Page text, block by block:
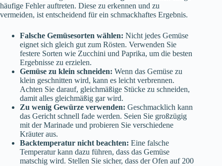
häufige Fehler auftreten. Diese zu erkennen und zu
vermeiden, ist entscheidend für ein schmackhaftes Ergebnis.
Falsche Gemüsesorten wählen: Nicht jedes Gemüse
eignet sich gleich gut zum Rösten. Verwenden Sie
festere Sorten wie Zucchini und Paprika, um die besten
Ergebnisse zu erzielen.
Gemüse zu klein schneiden: Wenn das Gemüse zu
klein geschnitten wird, kann es leicht verbrennen.
Achten Sie darauf, gleichmäßige Stücke zu schneiden,
damit alles gleichmäßig gar wird.
Zu wenig Gewürze verwenden: Geschmacklich kann
das Gericht schnell fade werden. Seien Sie großzügig
mit der Marinade und probieren Sie verschiedene
Kräuter aus.
Backtemperatur nicht beachten: Eine falsche
Temperatur kann dazu führen, dass das Gemüse
matschig wird. Stellen Sie sicher, dass der Ofen auf 200